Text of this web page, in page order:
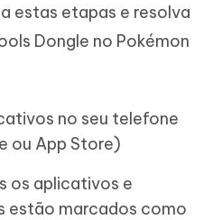
estas etapas e resolva
Dongle no Pokémon
no seu telefone
ou App Store)
os aplicativos e
estão marcados como